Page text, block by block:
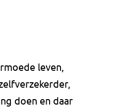
leven,
doen en daar